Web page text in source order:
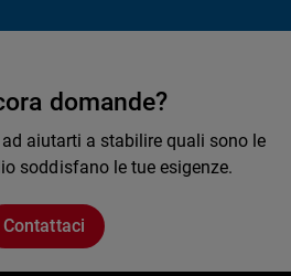
domande?
aiutarti a stabilire quali sono le
soddisfano le tue esigenze.
Contattaci